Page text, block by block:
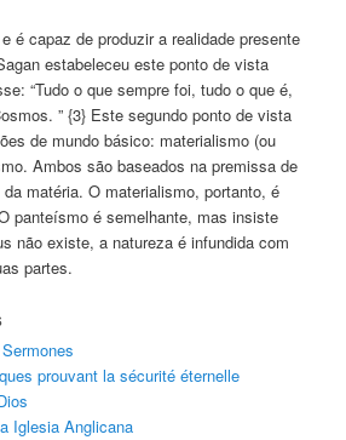
é capaz de produzir a realidade presente
estabeleceu este ponto de vista
“Tudo o que sempre foi, tudo o que é,
” {3} Este segundo ponto de vista
de mundo básico: materialismo (ou
Ambos são baseados na premissa de
matéria. O materialismo, portanto, é
panteísmo é semelhante, mas insiste
não existe, a natureza é infundida com
partes.
prouvant la sécurité éternelle
Iglesia Anglicana